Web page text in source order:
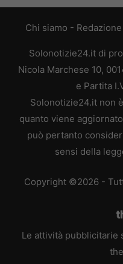
Chi siamo - Redazione
Solonotizie24.it di
Nicola Marchese 10,
e Partita
Solonotizie24.it non
quanto viene
può pertanto
sensi della
Copyright ©2026 -
Le attività pubblicitarie